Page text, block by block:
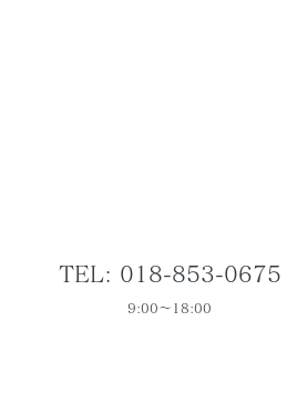
TEL: 018-853-0675
9:00～18:00